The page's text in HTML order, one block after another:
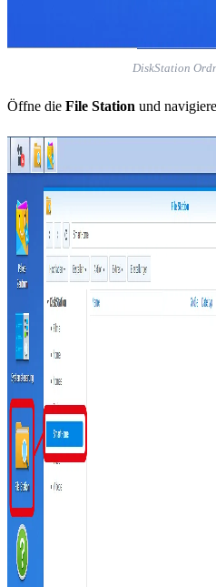
DiskStation
Öffne die File Station und